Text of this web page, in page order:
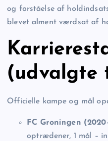
og forståelse af
blevet alment værdsat af
(udvalgte
Officielle kampe og mål
FC Groningen
optrædener, 1 mål –